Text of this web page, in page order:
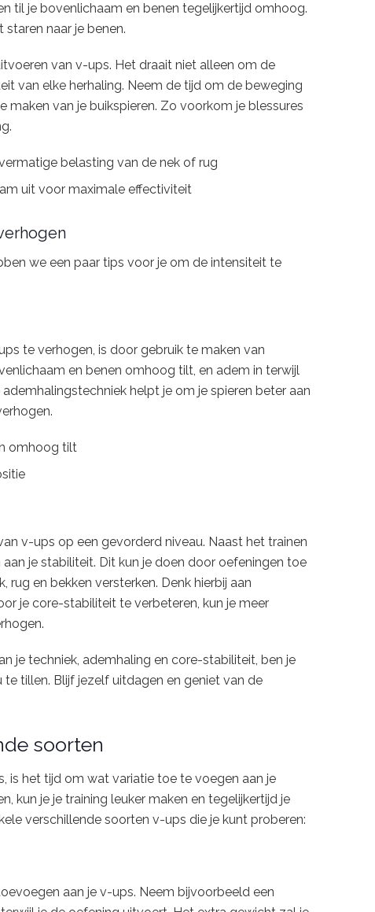
til je bovenlichaam en benen tegelijkertijd omhoog.
staren naar je benen.
van v-ups. Het draait niet alleen om de
van elke herhaling. Neem de tijd om de beweging
van je buikspieren. Zo voorkom je blessures
belasting van de nek of rug
uit voor maximale effectiviteit
we een paar tips voor je om de intensiteit te
te verhogen, is door gebruik te maken van
en benen omhoog tilt, en adem in terwijl
helpt je om je spieren beter aan
omhoog tilt
v-ups op een gevorderd niveau. Naast het trainen
je stabiliteit. Dit kun je doen door oefeningen toe
rug en bekken versterken. Denk hierbij aan
je core-stabiliteit te verbeteren, kun je meer
je techniek, ademhaling en core-stabiliteit, ben je
tillen. Blijf jezelf uitdagen en geniet van de
soorten
is het tijd om wat variatie toe te voegen aan je
kun je je training leuker maken en tegelijkertijd je
verschillende soorten v-ups die je kunt proberen:
aan je v-ups. Neem bijvoorbeeld een